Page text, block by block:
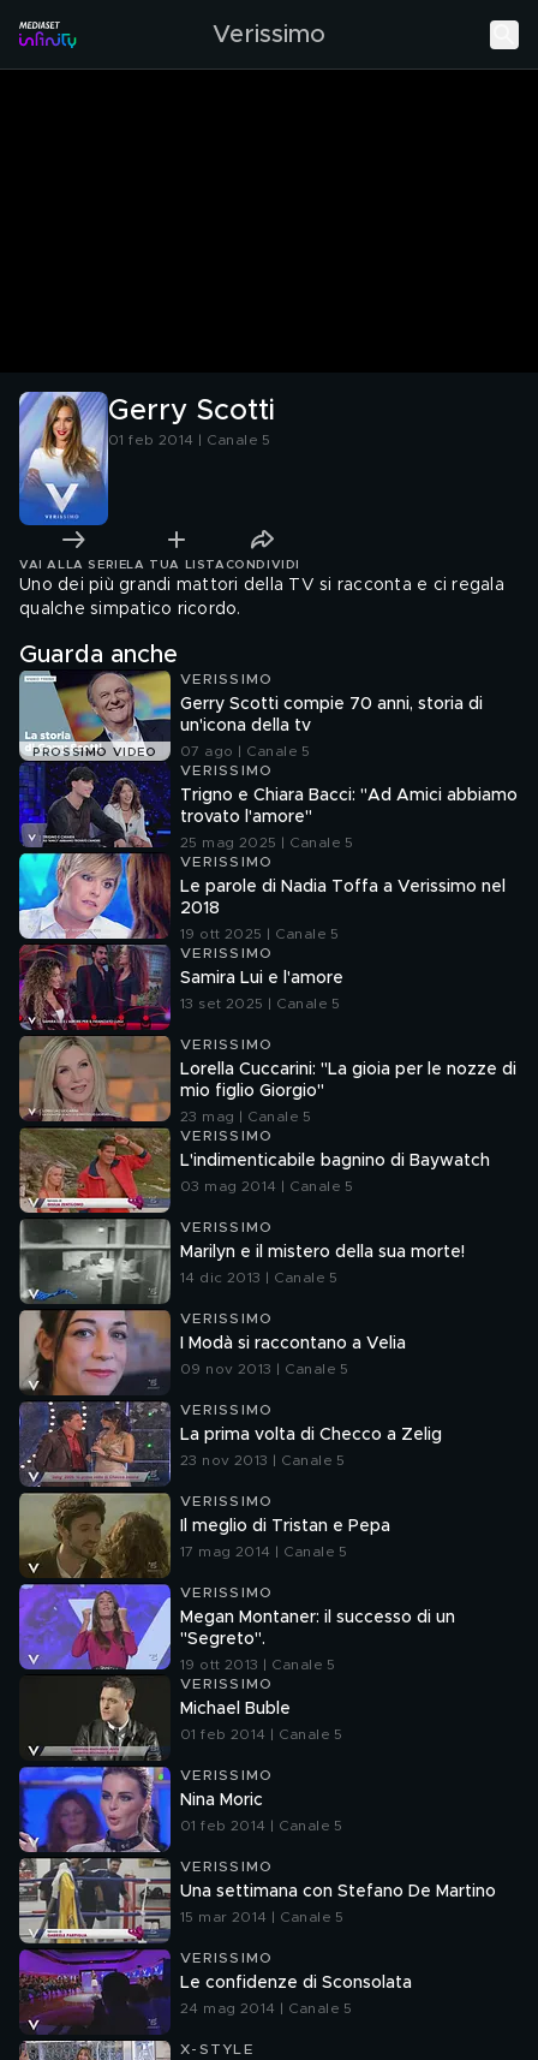
Verissimo
Gerry Scotti
01 feb 2014 | Canale 5
VAI ALLA SERIE LA TUA LISTA CONDIVIDI
Uno dei più grandi mattori della TV si racconta e ci regala
qualche simpatico ricordo.
Guarda anche
PROSSIMO VIDEO
VERISSIMO
Gerry Scotti compie 70 anni, storia di
un'icona della tv
07 ago | Canale 5
VERISSIMO
Trigno e Chiara Bacci: "Ad Amici abbiamo
trovato l'amore"
25 mag 2025 | Canale 5
VERISSIMO
Le parole di Nadia Toffa a Verissimo nel
2018
19 ott 2025 | Canale 5
VERISSIMO
Samira Lui e l'amore
13 set 2025 | Canale 5
VERISSIMO
Lorella Cuccarini: "La gioia per le nozze di
mio figlio Giorgio"
23 mag | Canale 5
VERISSIMO
L'indimenticabile bagnino di Baywatch
03 mag 2014 | Canale 5
VERISSIMO
Marilyn e il mistero della sua morte!
14 dic 2013 | Canale 5
VERISSIMO
I Modà si raccontano a Velia
09 nov 2013 | Canale 5
VERISSIMO
La prima volta di Checco a Zelig
23 nov 2013 | Canale 5
VERISSIMO
Il meglio di Tristan e Pepa
17 mag 2014 | Canale 5
VERISSIMO
Megan Montaner: il successo di un
"Segreto".
19 ott 2013 | Canale 5
VERISSIMO
Michael Buble
01 feb 2014 | Canale 5
VERISSIMO
Nina Moric
01 feb 2014 | Canale 5
VERISSIMO
Una settimana con Stefano De Martino
15 mar 2014 | Canale 5
VERISSIMO
Le confidenze di Sconsolata
24 mag 2014 | Canale 5
X-STYLE